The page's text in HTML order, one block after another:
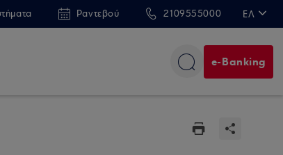
Ραντεβού 2109555000 ΕΛ
e-Banking